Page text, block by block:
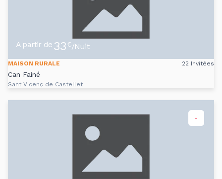
A partir de 33€/Nuit
MAISON RURALE 22 Invitées
Can Fainé
Sant Vicenç de Castellet
-